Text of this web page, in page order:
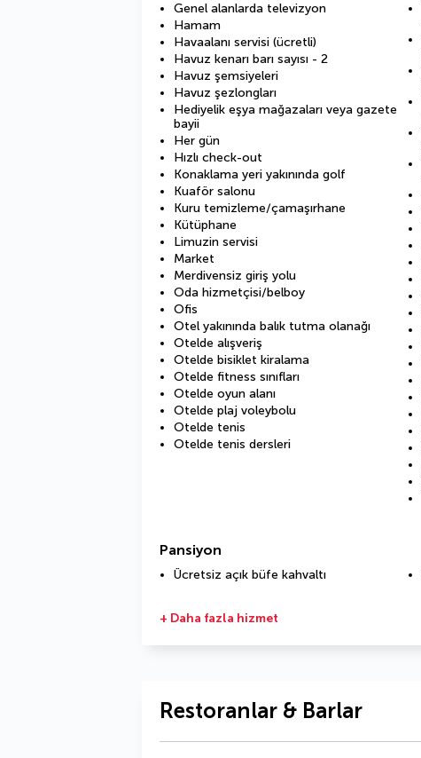
Genel alanlarda televizyon
Hamam
Havaalanı servisi (ücretli)
Havuz kenarı barı sayısı - 2
Havuz şemsiyeleri
Havuz şezlongları
Hediyelik eşya mağazaları veya gazete
bayii
Her gün
Hızlı check-out
Konaklama yeri yakınında golf
Kuaför salonu
Kuru temizleme/çamaşırhane
Kütüphane
Limuzin servisi
Market
Merdivensiz giriş yolu
Oda hizmetçisi/belboy
Ofis
Otel yakınında balık tutma olanağı
Otelde alışveriş
Otelde bisiklet kiralama
Otelde fitness sınıfları
Otelde oyun alanı
Otelde plaj voleybolu
Otelde tenis
Otelde tenis dersleri
Pansiyon
Ücretsiz açık büfe kahvaltı
+ Daha fazla hizmet
Restoranlar & Barlar